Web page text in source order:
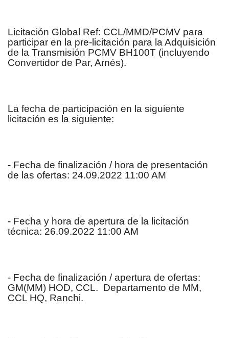
Licitación Global Ref: CCL/MMD/PCMV para
participar en la pre-licitación para la Adquisición
de la Transmisión PCMV BH100T (incluyendo
Convertidor de Par, Arnés).
La fecha de participación en la siguiente
licitación es la siguiente:
- Fecha de finalización / hora de presentación
de las ofertas: 24.09.2022 11:00 AM
- Fecha y hora de apertura de la licitación
técnica: 26.09.2022 11:00 AM
- Fecha de finalización / apertura de ofertas:
GM(MM) HOD, CCL. Departamento de MM,
CCL HQ, Ranchi.